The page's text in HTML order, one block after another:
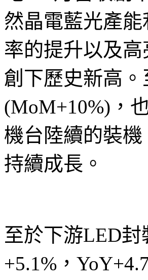
然晶電藍光產
率的提升以及
創下歷史新高
(MoM+10%)，
機台陸續的裝
持續成長。
至於下游LED
+5.1%，